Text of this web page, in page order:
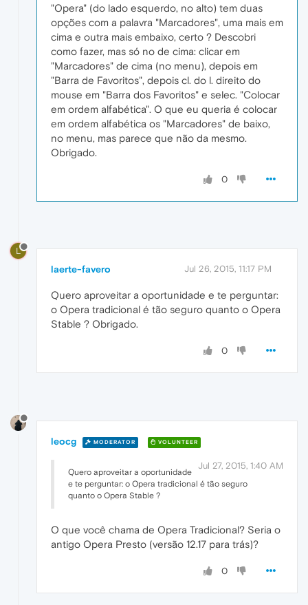
"Opera" (do lado esquerdo, no alto) tem duas
opções com a palavra "Marcadores", uma mais em
cima e outra mais embaixo, certo ? Descobri
como fazer, mas só no de cima: clicar em
"Marcadores" de cima (no menu), depois em
"Barra de Favoritos", depois cl. do l. direito do
mouse em "Barra dos Favoritos" e selec. "Colocar
em ordem alfabética". O que eu queria é colocar
em ordem alfabética os "Marcadores" de baixo,
no menu, mas parece que não da mesmo.
Obrigado.
0
L
laerte-favero Jul 26, 2015, 11:17 PM
Quero aproveitar a oportunidade e te perguntar:
o Opera tradicional é tão seguro quanto o Opera
Stable ? Obrigado.
0
leocg MODERATOR VOLUNTEER
Jul 27, 2015, 1:40 AM
Quero aproveitar a oportunidade
e te perguntar: o Opera tradicional é tão seguro
quanto o Opera Stable ?
O que você chama de Opera Tradicional? Seria o
antigo Opera Presto (versão 12.17 para trás)?
0